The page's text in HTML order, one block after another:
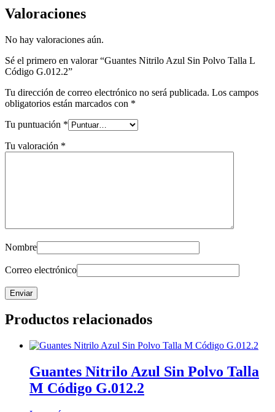
Valoraciones
No hay valoraciones aún.
Sé el primero en valorar “Guantes Nitrilo Azul Sin Polvo Talla L
Código G.012.2”
Tu dirección de correo electrónico no será publicada. Los campos
obligatorios están marcados con *
Tu puntuación *
Tu valoración *
Nombre
Correo electrónico
Productos relacionados
Guantes Nitrilo Azul Sin Polvo Talla
M Código G.012.2